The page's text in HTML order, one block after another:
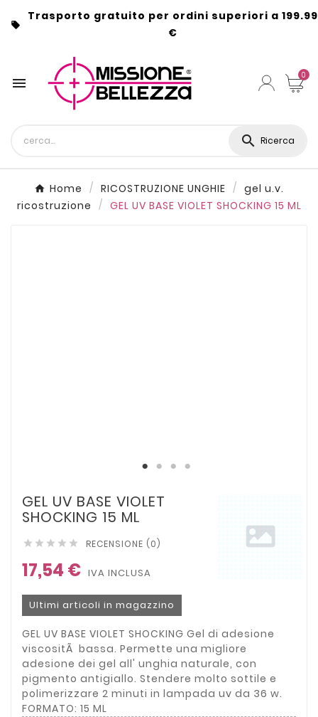

Trasporto gratuito per ordini superiori a 199.99
€
 0
 Ricerca
Home RICOSTRUZIONE UNGHIE
gel u.v.
ricostruzione
GEL UV BASE VIOLET SHOCKING 15 ML
GEL UV BASE VIOLET
SHOCKING 15 ML
     RECENSIONE (0)
17,54 € IVA INCLUSA
Ultimi articoli in magazzino
GEL UV BASE VIOLET SHOCKING Gel di adesione
viscositÃ bassa. Permette una migliore
adesione dei gel all' unghia naturale, con
pigmento antigiallo. Stendere molto sottile e
polimerizzare 2 minuti in lampada uv da 36 w.
FORMATO: 15 ML